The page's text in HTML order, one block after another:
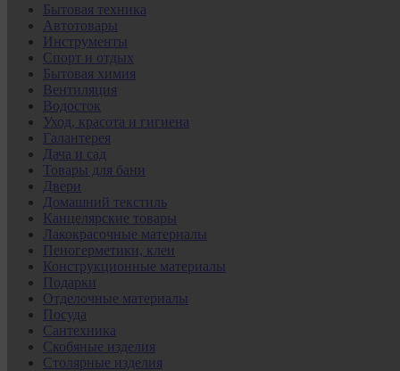
Бытовая техника
Автотовары
Инструменты
Спорт и отдых
Бытовая химия
Вентиляция
Водосток
Уход, красота и гигиена
Галантерея
Дача и сад
Товары для бани
Двери
Домашний текстиль
Канцелярские товары
Лакокрасочные материалы
Пеногерметики, клеи
Конструкционные материалы
Подарки
Отделочные материалы
Посуда
Сантехника
Скобяные изделия
Столярные изделия